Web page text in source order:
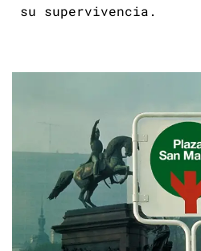
su supervivencia.